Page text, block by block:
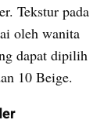
Tekstur pada
oleh wanita
dapat dipilih
10 Beige.